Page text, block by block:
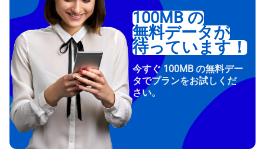
100MB の
無料データが
待っています！
今すぐ 100MB の無料デー
タでプランをお試しくだ
さい。